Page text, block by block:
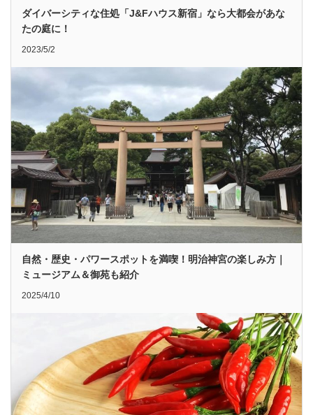
ダイバーシティな住処「J&Fハウス新宿」なら大都会があな
たの庭に！
2023/5/2
自然・歴史・パワースポットを満喫！明治神宮の楽しみ方｜
ミュージアム＆御苑も紹介
2025/4/10